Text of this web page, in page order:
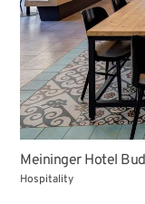
Meininger Hotel
Hospitality